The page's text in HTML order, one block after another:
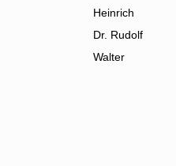
Heinrich
Dr. Rudolf
Walter